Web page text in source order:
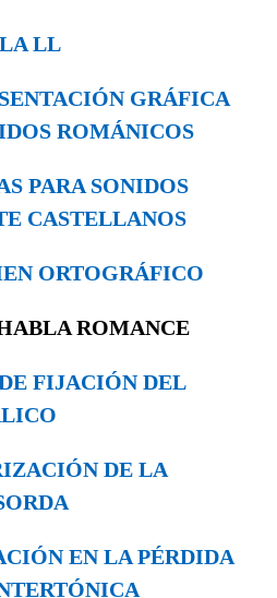
LL
GRÁFICA
ROMÁNICOS
PARA SONIDOS
CASTELLANOS
ORTOGRÁFICO
ROMANCE
FIJACIÓN DEL
DE LA
EN LA PÉRDIDA